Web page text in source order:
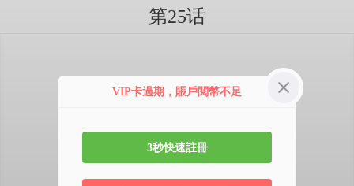
第25话
VIP卡過期，賬戶閱幣不足
3秒快速註冊